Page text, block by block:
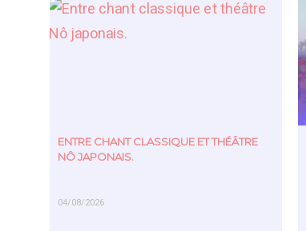
ENTRE CHANT CLASSIQUE ET THÉÂTRE
NÔ JAPONAIS.
04/08/2026